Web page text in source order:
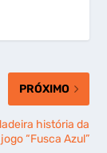
PRÓXIMO
história da
“Fusca Azul”